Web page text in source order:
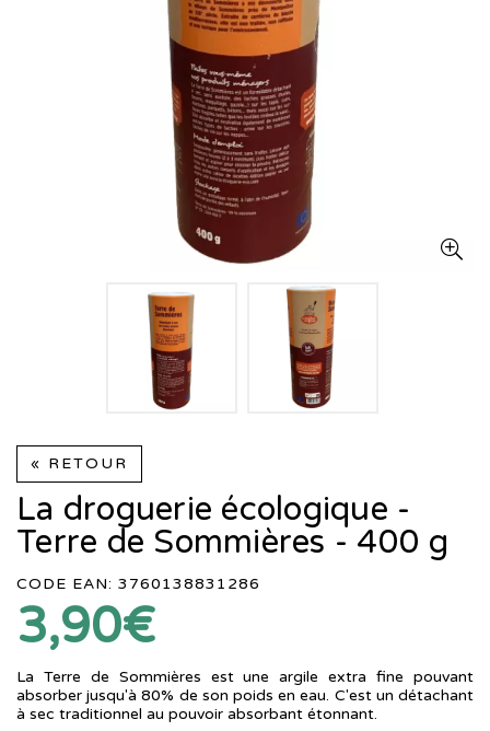
« RETOUR
La droguerie écologique -
Terre de Sommières - 400 g
CODE EAN: 3760138831286
3,90€
La Terre de Sommières est une argile extra fine pouvant
absorber jusqu'à 80% de son poids en eau. C'est un détachant
à sec traditionnel au pouvoir absorbant étonnant.